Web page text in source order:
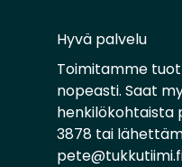
Hyvä palvelu
Toimitamme
nopeasti. Saat
henkilökohtaista
3878 tai